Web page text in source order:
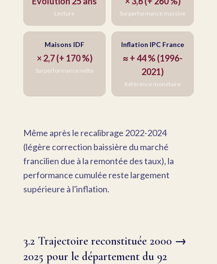
Lecture Surperformance massive
Maisons IDF
× 2,7 (+ 170 %)
Surperformance nette
Inflation IPC France
≈ + 44 % (1996-
2021)
Référence monétaire
Même après le recalibrage 2022-2024
(légère correction baissière du marché
francilien due à la remontée des taux), la
performance cumulée reste largement
supérieure à l'inflation.
3.2 Trajectoire reconstituée 2000 →
2025 pour le département du 92